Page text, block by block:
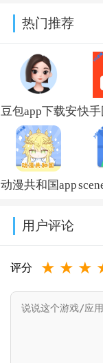
热门推荐
豆包app下载安
装新版本
v14.5.0
快手
免
动漫共和国app
用户评论
评分 ★ ★ ★